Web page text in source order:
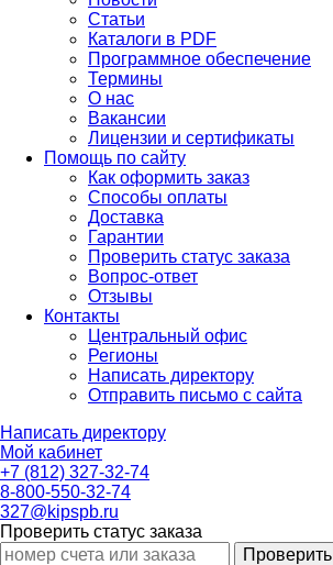
Статьи
Каталоги в PDF
Программное обеспечение
Термины
О нас
Вакансии
Лицензии и сертификаты
Помощь по сайту
Как оформить заказ
Способы оплаты
Доставка
Гарантии
Проверить статус заказа
Вопрос-ответ
Отзывы
Контакты
Центральный офис
Регионы
Написать директору
Отправить письмо с сайта
Написать директору
Мой кабинет
+7 (812) 327-32-74
8-800-550-32-74
327@kipspb.ru
Проверить статус заказа
Проверить